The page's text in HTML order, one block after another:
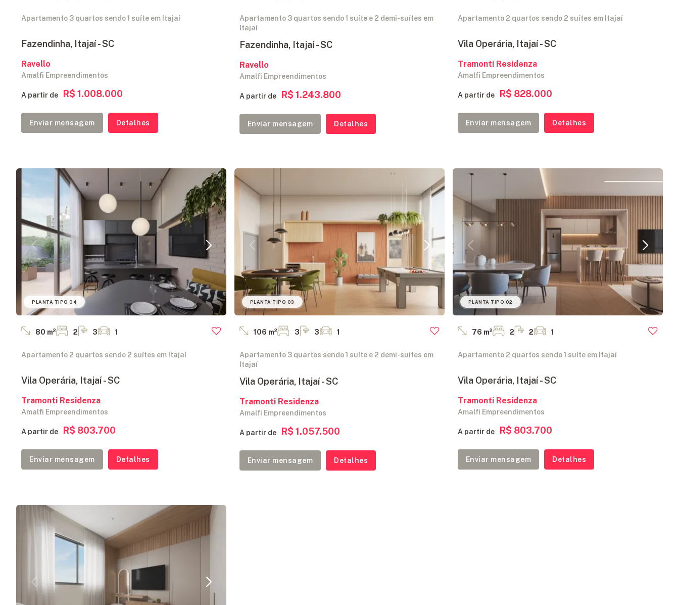
Apartamento 3 quartos sendo 1 suíte em Itajaí
Fazendinha, Itajaí - SC
Ravello
Amalfi Empreendimentos
A partir de R$ 1.008.000
Enviar mensagem Detalhes
Apartamento 3 quartos sendo 1 suíte e 2 demi-suítes em
Itajaí
Fazendinha, Itajaí - SC
Ravello
Amalfi Empreendimentos
A partir de R$ 1.243.800
Enviar mensagem Detalhes
Apartamento 2 quartos sendo 2 suítes em Itajaí
Vila Operária, Itajaí - SC
Tramonti Residenza
Amalfi Empreendimentos
A partir de R$ 828.000
Enviar mensagem Detalhes
PLANTA TIPO 04
80 m² 2 3 1
Apartamento 2 quartos sendo 2 suítes em Itajaí
Vila Operária, Itajaí - SC
Tramonti Residenza
Amalfi Empreendimentos
A partir de R$ 803.700
Enviar mensagem Detalhes
PLANTA TIPO 03
106 m² 3 3 1
Apartamento 3 quartos sendo 1 suíte e 2 demi-suítes em
Itajaí
Vila Operária, Itajaí - SC
Tramonti Residenza
Amalfi Empreendimentos
A partir de R$ 1.057.500
Enviar mensagem Detalhes
PLANTA TIPO 02
76 m² 2 2 1
Apartamento 2 quartos sendo 1 suíte em Itajaí
Vila Operária, Itajaí - SC
Tramonti Residenza
Amalfi Empreendimentos
A partir de R$ 803.700
Enviar mensagem Detalhes